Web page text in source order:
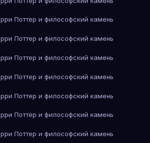
Поттер и философский камень
Поттер и философский камень
Поттер и философский камень
Поттер и философский камень
Поттер и философский камень
Поттер и философский камень
Поттер и философский камень